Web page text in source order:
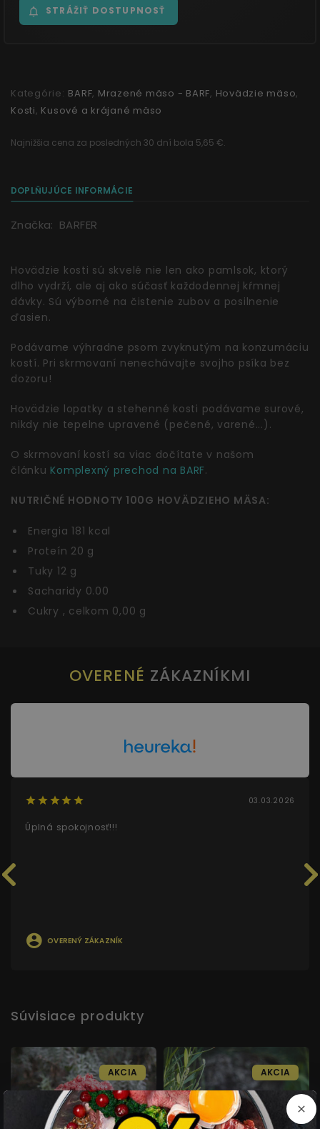
STRÁŽIŤ DOSTUPNOSŤ
Kategórie: BARF, Mrazené mäso - BARF, Hovädzie mäso,
Kosti, Kusové a krájané mäso
Najnižšia cena za posledných 30 dní bola 5,65 €.
DOPLŇUJÚCE INFORMÁCIE
Značka: BARFER
Hovädzie kosti sú skvelé nie len ako pamlsok, ktorý
dlho vydrží, ale aj ako súčasť každodennej kŕmnej
dávky. Sú výborné na čistenie zubov a posilnenie
ďasien.
Podávame výhradne psom zvyknutým na konzumáciu
kostí. Pri skrmovaní nenechávajte svojho psíka bez
dozoru!
Hovädzie lopatky a stehenné kosti podávame surové,
nikdy nie tepelne upravené (pečené, varené...).
O skrmovaní kostí sa viac dočítate v našom
článku Komplexný prechod na BARF.
NUTRIČNÉ HODNOTY 100G HOVÄDZIEHO MÄSA:
Energia 181 kcal
Proteín 20 g
Tuky 12 g
Sacharidy 0.00
Cukry , celkom 0,00 g
OVERENÉ ZÁKAZNÍKMI
03.03.2026
Úplná spokojnosť!!!
OVERENÝ ZÁKAZNÍK
Súvisiace produkty
AKCIA AKCIA